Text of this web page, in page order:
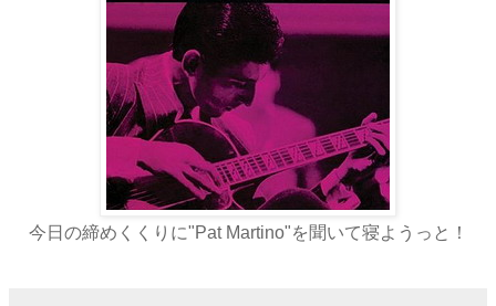
今日の締めくくりに"Pat Martino"を聞いて寝ようっと！